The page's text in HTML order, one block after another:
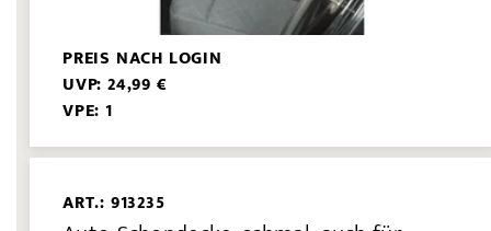
PREIS NACH LOGIN
UVP: 24,99 €
VPE: 1
ART.: 913235